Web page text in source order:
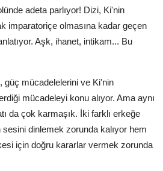
adeta parlıyor! Dizi, Ki'nin
imparatoriçe olmasına kadar geçen
Aşk, ihanet, intikam... Bu
güç mücadelelerini ve Ki'nin
mücadeleyi konu alıyor. Ama aynı
da çok karmaşık. İki farklı erkeğe
dinlemek zorunda kalıyor hem
için doğru kararlar vermek zorunda